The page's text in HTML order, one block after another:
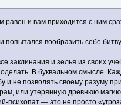
равен и вам приходится с ним
попытался вообразить себе
заклинания и зелья из своих
В буквальном смысле.
и не позволять своему разуму
или утерянную древнюю
психопат — это не просто